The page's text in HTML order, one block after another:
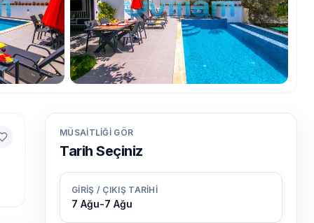
MÜSAITLIĞI GÖR
Tarih Seçiniz
GIRIŞ / ÇIKIŞ TARIHI
7 Ağu-7 Ağu